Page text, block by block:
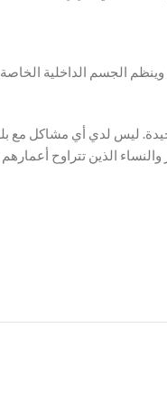
الجسم الداخلية
ليس لدي أي مشاكل مع